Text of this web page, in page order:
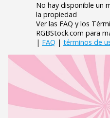
No hay disponible un
la propiedad
Ver las FAQ y los
RGBStock.com para
| FAQ | términos de